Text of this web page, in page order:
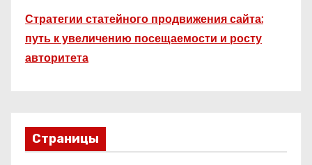
Стратегии статейного продвижения сайта:
путь к увеличению посещаемости и росту
авторитета
Страницы